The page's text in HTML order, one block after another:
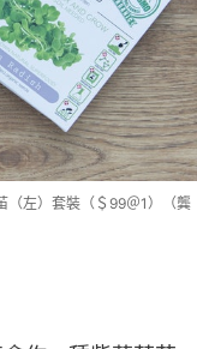
（左）套裝（＄99＠1）（龔